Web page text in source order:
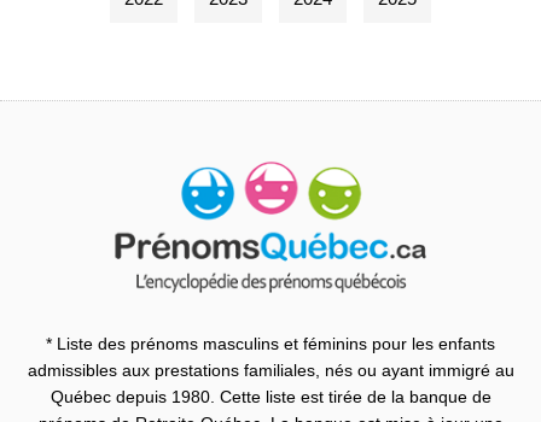
* Liste des prénoms masculins et féminins pour les enfants
admissibles aux prestations familiales, nés ou ayant immigré au
Québec depuis 1980. Cette liste est tirée de la banque de